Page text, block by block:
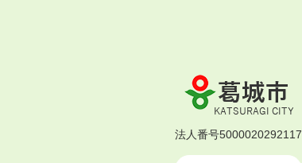
葛
城
市
KATSURAGI
CITY
法人番号5000020292117